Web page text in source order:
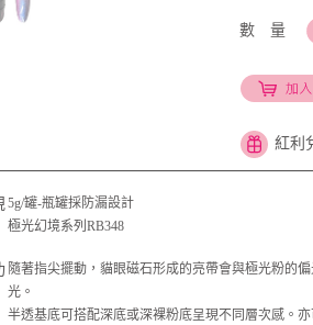
數 量
紅利
5g/罐-瓶罐採防漏設計
極光幻境系列RB348
隨著指尖擺動，貓眼磁石形成的亮帶會與極光粉的
光。
半透基底可搭配深底或深裸粉底呈現不同層次感。